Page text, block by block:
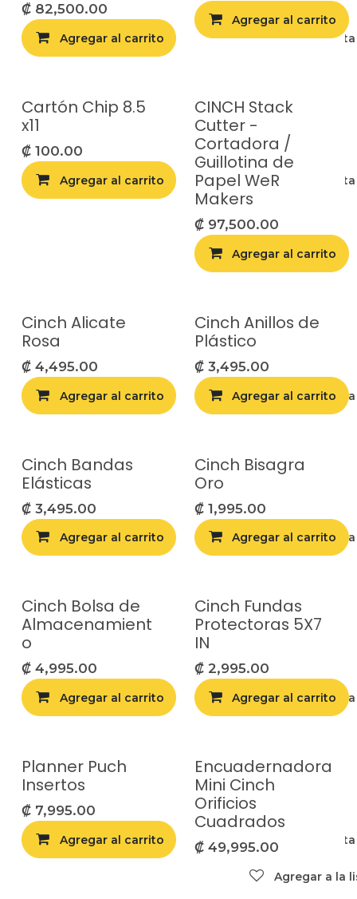
₡ 82,500.00
Agregar al carrito Agregar a la
Agregar al carrito
Cartón Chip 8.5
x11
₡ 100.00
Agregar al carrito Agregar a la
CINCH Stack
Cutter -
Cortadora /
Guillotina de
Papel WeR
Makers
₡ 97,500.00
Agregar al carrito
Cinch Alicate
Rosa
₡ 4,495.00
Agregar al carrito Agregar a la
Cinch Anillos de
Plástico
₡ 3,495.00
Agregar al carrito
Cinch Bandas
Elásticas
₡ 3,495.00
Agregar al carrito Agregar a la
Cinch Bisagra
Oro
₡ 1,995.00
Agregar al carrito
Cinch Bolsa de
Almacenamient
o
₡ 4,995.00
Agregar al carrito Agregar a la
Cinch Fundas
Protectoras 5X7
IN
₡ 2,995.00
Agregar al carrito
Planner Puch
Insertos
₡ 7,995.00
Agregar al carrito Agregar a la
Encuadernadora
Mini Cinch
Orificios
Cuadrados
₡ 49,995.00
Agregar a la